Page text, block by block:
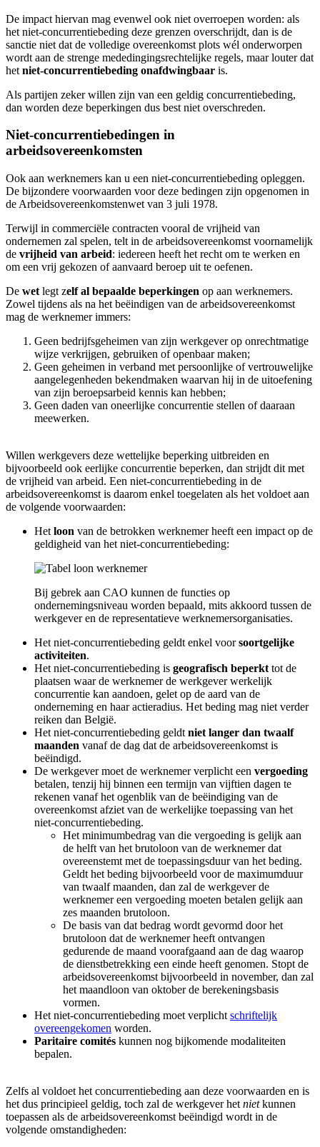
De impact hiervan mag evenwel ook niet overroepen worden: als
het niet-concurrentiebeding deze grenzen overschrijdt, dan is de
sanctie niet dat de volledige overeenkomst plots wél onderworpen
wordt aan de strenge mededingingsrechtelijke regels, maar louter dat
het niet-concurrentiebeding onafdwingbaar is.
Als partijen zeker willen zijn van een geldig concurrentiebeding,
dan worden deze beperkingen dus best niet overschreden.
Niet-concurrentiebedingen in
arbeidsovereenkomsten
Ook aan werknemers kan u een niet-concurrentiebeding opleggen.
De bijzondere voorwaarden voor deze bedingen zijn opgenomen in
de Arbeidsovereenkomstenwet van 3 juli 1978.
Terwijl in commerciële contracten vooral de vrijheid van
ondernemen zal spelen, telt in de arbeidsovereenkomst voornamelijk
de vrijheid van arbeid: iedereen heeft het recht om te werken en
om een vrij gekozen of aanvaard beroep uit te oefenen.
De wet legt zelf al bepaalde beperkingen op aan werknemers.
Zowel tijdens als na het beëindigen van de arbeidsovereenkomst
mag de werknemer immers:
Geen bedrijfsgeheimen van zijn werkgever op onrechtmatige
wijze verkrijgen, gebruiken of openbaar maken;
Geen geheimen in verband met persoonlijke of vertrouwelijke
aangelegenheden bekendmaken waarvan hij in de uitoefening
van zijn beroepsarbeid kennis kan hebben;
Geen daden van oneerlijke concurrentie stellen of daaraan
meewerken.
Willen werkgevers deze wettelijke beperking uitbreiden en
bijvoorbeeld ook eerlijke concurrentie beperken, dan strijdt dit met
de vrijheid van arbeid. Een niet-concurrentiebeding in de
arbeidsovereenkomst is daarom enkel toegelaten als het voldoet aan
de volgende voorwaarden:
Het loon van de betrokken werknemer heeft een impact op de
geldigheid van het niet-concurrentiebeding:
Bij gebrek aan CAO kunnen de functies op
ondernemingsniveau worden bepaald, mits akkoord tussen de
werkgever en de representatieve werknemersorganisaties.
Het niet-concurrentiebeding geldt enkel voorsoortgelijke
activiteiten.
Het niet-concurrentiebeding is geografisch beperkt tot de
plaatsen waar de werknemer de werkgever werkelijk
concurrentie kan aandoen, gelet op de aard van de
onderneming en haar actieradius. Het beding mag niet verder
reiken dan België.
Het niet-concurrentiebeding geldt niet langer dan twaalf
maanden vanaf de dag dat de arbeidsovereenkomst is
beëindigd.
De werkgever moet de werknemer verplicht een vergoeding
betalen, tenzij hij binnen een termijn van vijftien dagen te
rekenen vanaf het ogenblik van de beëindiging van de
overeenkomst afziet van de werkelijke toepassing van het
niet-concurrentiebeding.
Het minimumbedrag van die vergoeding is gelijk aan
de helft van het brutoloon van de werknemer dat
overeenstemt met de toepassingsduur van het beding.
Geldt het beding bijvoorbeeld voor de maximumduur
van twaalf maanden, dan zal de werkgever de
werknemer een vergoeding moeten betalen gelijk aan
zes maanden brutoloon.
De basis van dat bedrag wordt gevormd door het
brutoloon dat de werknemer heeft ontvangen
gedurende de maand voorafgaand aan de dag waarop
de dienstbetrekking een einde heeft genomen. Stopt de
arbeidsovereenkomst bijvoorbeeld in november, dan zal
het maandloon van oktober de berekeningsbasis
vormen.
Het niet-concurrentiebeding moet verplicht schriftelijk
overeengekomen worden.
Paritaire comités kunnen nog bijkomende modaliteiten
bepalen.
Zelfs al voldoet het concurrentiebeding aan deze voorwaarden en is
het dus principieel geldig, toch zal de werkgever het nietkunnen
toepassen als de arbeidsovereenkomst beëindigd wordt in de
volgende omstandigheden: